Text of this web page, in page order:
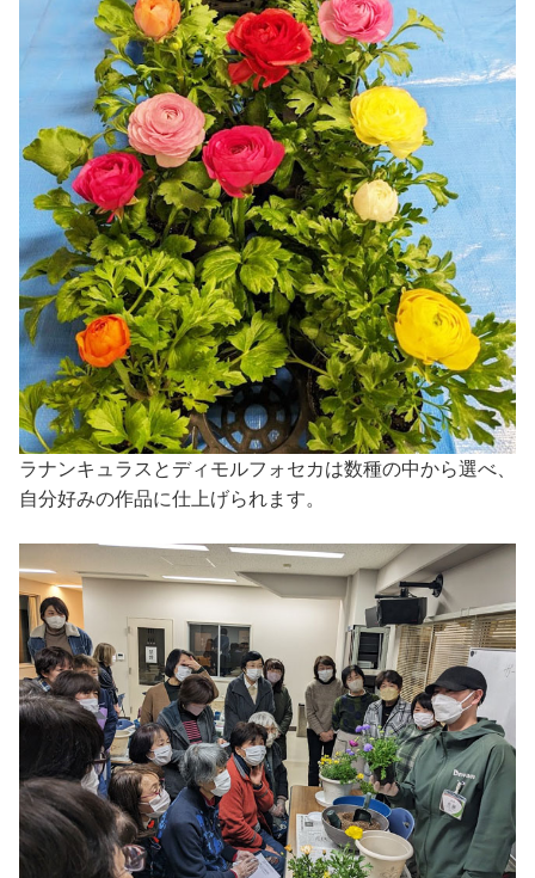
ラナンキュラスとディモルフォセカは数種の中から選べ、
自分好みの作品に仕上げられます。